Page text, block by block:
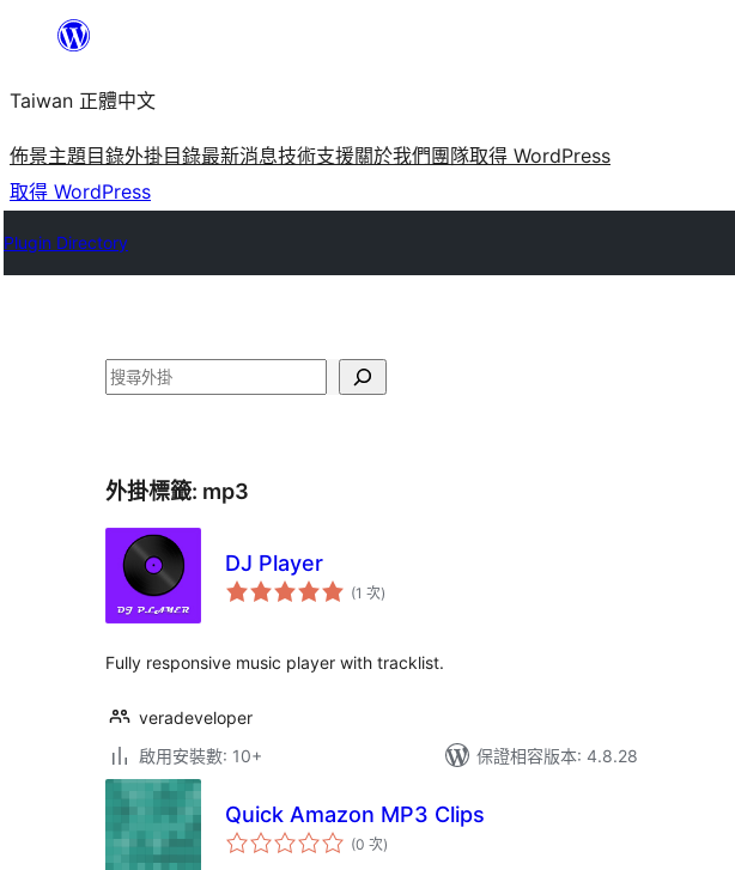
主
要
內
容
Taiwan 正體中文
佈景主題目錄外掛目錄最新消息技術支援關於我們 團隊取得 WordPress
取得 WordPress
Plugin Directory
搜
外掛標籤: mp3
DJ Player
(1 次評
分)
Fully responsive music player with tracklist.
veradeveloper
啟用安裝數: 10+
保證相容版本: 4.8.28
Quick Amazon MP3 Clips
(0 次評
分)